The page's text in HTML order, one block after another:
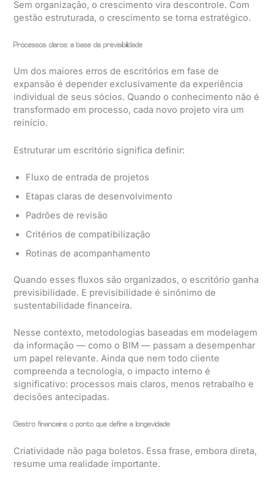
Sem organização, o crescimento vira descontrole. Com
gestão estruturada, o crescimento se torna estratégico.
Processos claros: a base da previsibilidade
Um dos maiores erros de escritórios em fase de
expansão é depender exclusivamente da experiência
individual de seus sócios. Quando o conhecimento não é
transformado em processo, cada novo projeto vira um
reinício.
Estruturar um escritório significa definir:
Fluxo de entrada de projetos
Etapas claras de desenvolvimento
Padrões de revisão
Critérios de compatibilização
Rotinas de acompanhamento
Quando esses fluxos são organizados, o escritório ganha
previsibilidade. E previsibilidade é sinônimo de
sustentabilidade financeira.
Nesse contexto, metodologias baseadas em modelagem
da informação — como o BIM — passam a desempenhar
um papel relevante. Ainda que nem todo cliente
compreenda a tecnologia, o impacto interno é
significativo: processos mais claros, menos retrabalho e
decisões antecipadas.
Gestão financeira: o ponto que define a longevidade
Criatividade não paga boletos. Essa frase, embora direta,
resume uma realidade importante.